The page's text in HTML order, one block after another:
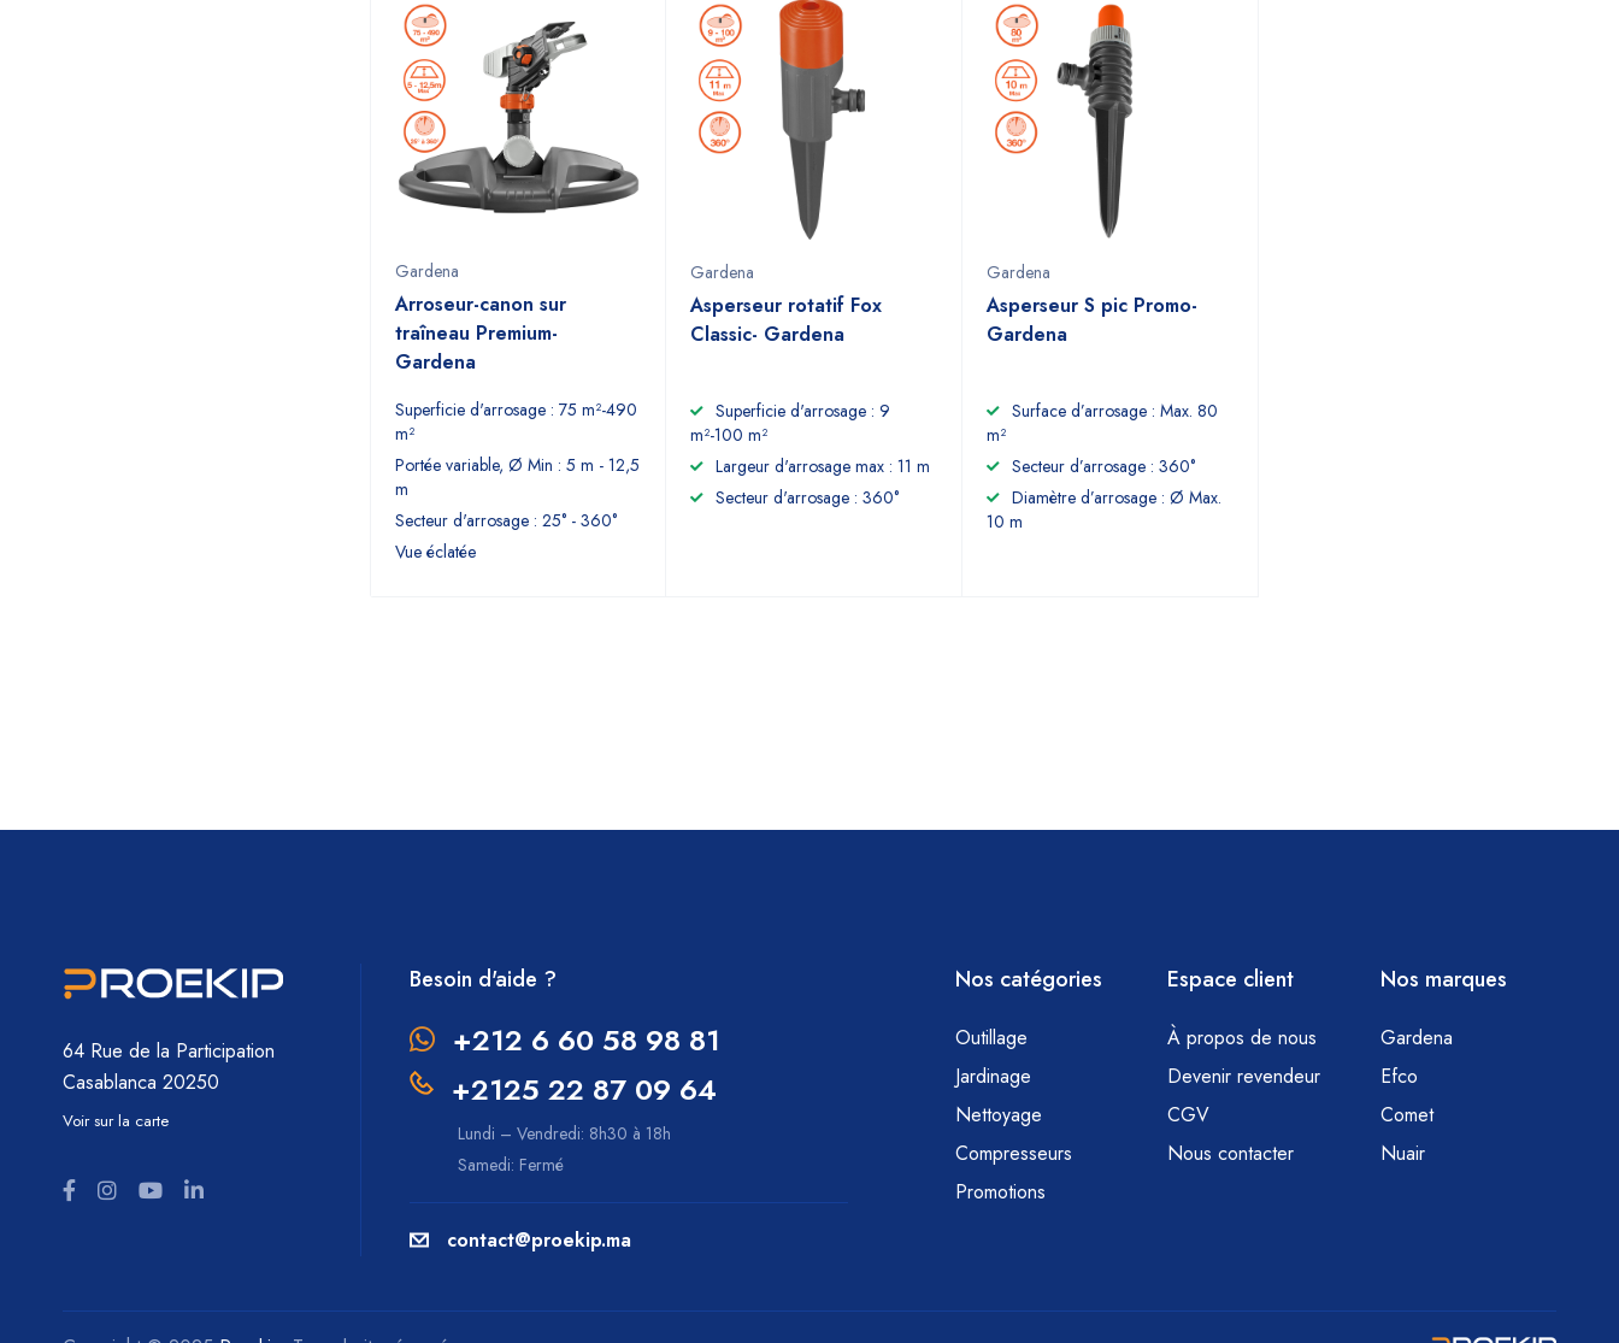
Gardena
Arroseur-canon sur
traîneau Premium-
Gardena
Superficie d'arrosage : 75 m²-490
m²
Portée variable, Ø Min : 5 m - 12,5
m
Secteur d'arrosage : 25° - 360°
Vue éclatée
Gardena
Asperseur rotatif Fox
Classic- Gardena
Superficie d'arrosage : 9
m²-100 m²
Largeur d'arrosage max : 11 m
Secteur d'arrosage : 360°
Gardena
Asperseur S pic Promo-
Gardena
Surface d’arrosage : Max. 80
m²
Secteur d’arrosage : 360°
Diamètre d’arrosage : Ø Max.
10 m
64 Rue de la Participation
Casablanca 20250
Voir sur la carte
Besoin d'aide ?
+212 6 60 58 98 81
+2125 22 87 09 64
Lundi – Vendredi: 8h30 à 18h
Samedi: Fermé
contact@proekip.ma
Nos catégories
Outillage
Jardinage
Nettoyage
Compresseurs
Promotions
Espace client
À propos de nous
Devenir revendeur
CGV
Nous contacter
Nos marques
Gardena
Efco
Comet
Nuair